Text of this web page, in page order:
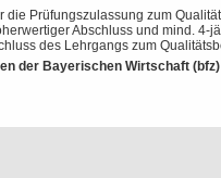
Prüfungszulassung zum
Abschluss und mind. 4-
des Lehrgangs zum
der Bayerischen Wirtschaft